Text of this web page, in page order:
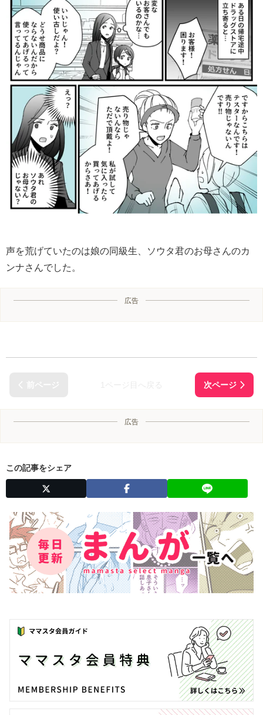
声を荒げていたのは娘の同級生、ソウタ君のお母さんのカ
ンナさんでした。
広告
広告
この記事をシェア